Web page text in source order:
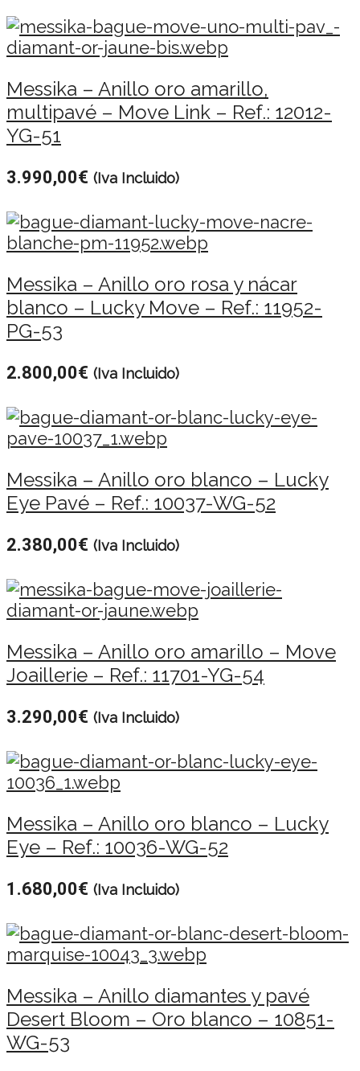
Messika – Anillo oro amarillo,
multipavé – Move Link – Ref.: 12012-
YG-51
3.990,00€ (Iva Incluido)
Messika – Anillo oro rosa y nácar
blanco – Lucky Move – Ref.: 11952-
PG-53
2.800,00€ (Iva Incluido)
Messika – Anillo oro blanco – Lucky
Eye Pavé – Ref.: 10037-WG-52
2.380,00€ (Iva Incluido)
Messika – Anillo oro amarillo – Move
Joaillerie – Ref.: 11701-YG-54
3.290,00€ (Iva Incluido)
Messika – Anillo oro blanco – Lucky
Eye – Ref.: 10036-WG-52
1.680,00€ (Iva Incluido)
Messika – Anillo diamantes y pavé
Desert Bloom – Oro blanco – 10851-
WG-53